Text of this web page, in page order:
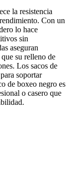
la resistencia
Con un
lo hace
sin
aseguran
su relleno de
Los sacos de
soportar
de boxeo negro es
o casero que